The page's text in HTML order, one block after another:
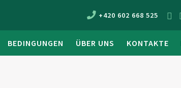
+420 602 668 525
BEDINGUNGEN ÜBER UNS KONTAKTE